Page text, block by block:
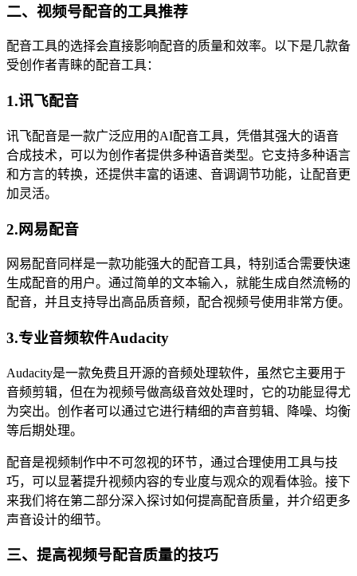
二、视频号配音的工具推荐
配音工具的选择会直接影响配音的质量和效率。以下是几款备
受创作者青睐的配音工具：
1.讯飞配音
讯飞配音是一款广泛应用的AI配音工具，凭借其强大的语音
合成技术，可以为创作者提供多种语音类型。它支持多种语言
和方言的转换，还提供丰富的语速、音调调节功能，让配音更
加灵活。
2.网易配音
网易配音同样是一款功能强大的配音工具，特别适合需要快速
生成配音的用户。通过简单的文本输入，就能生成自然流畅的
配音，并且支持导出高品质音频，配合视频号使用非常方便。
3.专业音频软件Audacity
Audacity是一款免费且开源的音频处理软件，虽然它主要用于
音频剪辑，但在为视频号做高级音效处理时，它的功能显得尤
为突出。创作者可以通过它进行精细的声音剪辑、降噪、均衡
等后期处理。
配音是视频制作中不可忽视的环节，通过合理使用工具与技
巧，可以显著提升视频内容的专业度与观众的观看体验。接下
来我们将在第二部分深入探讨如何提高配音质量，并介绍更多
声音设计的细节。
三、提高视频号配音质量的技巧